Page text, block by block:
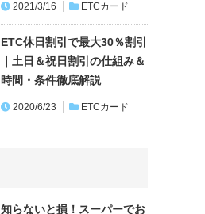
2021/3/16 ETCカード
ETC休日割引で最大30％割引
｜土日＆祝日割引の仕組み＆
時間・条件徹底解説
2020/6/23 ETCカード
知らないと損！スーパーでお